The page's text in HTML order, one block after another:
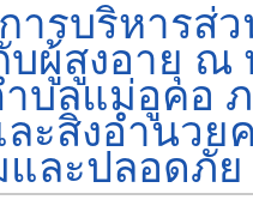
ารบริหารส่
บผู้สูงอายุ
บลแม่อูคอ
ะสิ่งอำนวย
และปลอดภั